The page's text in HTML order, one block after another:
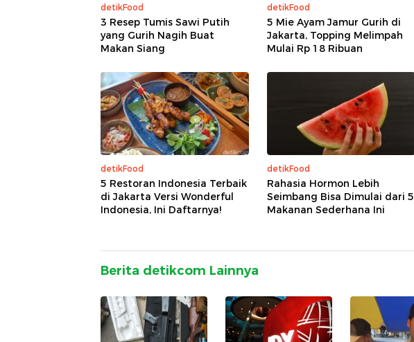
detikFood
3 Resep Tumis Sawi Putih
yang Gurih Nagih Buat
Makan Siang
detikFood
5 Mie Ayam Jamur Gurih di
Jakarta, Topping Melimpah
Mulai Rp 18 Ribuan
detikFood
5 Restoran Indonesia Terbaik
di Jakarta Versi Wonderful
Indonesia, Ini Daftarnya!
detikFood
Rahasia Hormon Lebih
Seimbang Bisa Dimulai dari 5
Makanan Sederhana Ini
Berita detikcom Lainnya